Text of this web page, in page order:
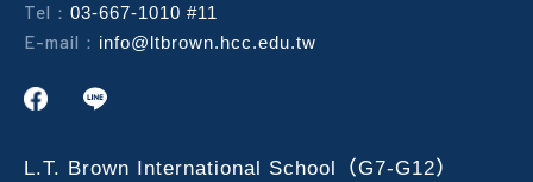
Tel： 03-667-1010 #11
E-mail： info@ltbrown.hcc.edu.tw
L.T. Brown International School（G7-G12）